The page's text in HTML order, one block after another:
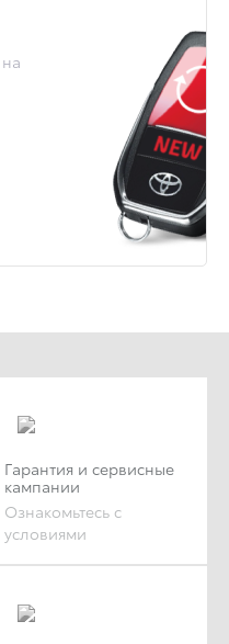
Гарантия и сервисные
кампании
Ознакомьтесь с
условиями